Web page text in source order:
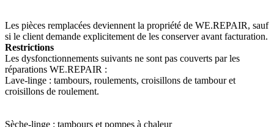
Les pièces remplacées deviennent la propriété de WE.REPAIR, sauf
si le client demande explicitement de les conserver avant facturation.
Restrictions
Les dysfonctionnements suivants ne sont pas couverts par les
réparations WE.REPAIR :
Lave-linge : tambours, roulements, croisillons de tambour et
croisillons de roulement.
Sèche-linge : tambours et pompes à chaleur